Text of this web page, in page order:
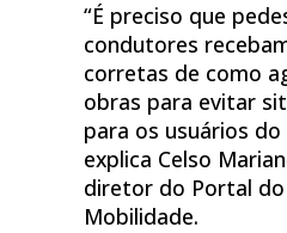
“É preciso que
condutores
corretas de como
obras para evitar
para os usuários
explica Celso
diretor do Portal
Mobilidade.